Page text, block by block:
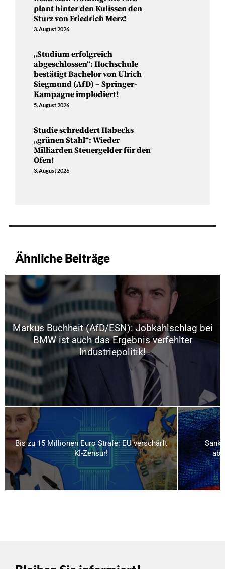
plant hinter den Kulissen den
Sturz von Friedrich Merz!
3. August 2026
„Studium erfolgreich
abgeschlossen“: Hochschule
bestätigt Bachelor von Ulrich
Siegmund (AfD) – Springer-
Kampagne implodiert!
5. August 2026
Studie schreddert Habecks
„grünen Stahl“: Wieder
Milliarden Steuergelder für den
Ofen!
3. August 2026
Ähnliche Beiträge
Markus Buchheit (AfD/ESN): Jobkahlschlag bei
BMW ist auch das Ergebnis verfehlter
Industriepolitik!
Bis zu 15 Millionen Euro Strafe: EU verschärft
KI-Zensur!